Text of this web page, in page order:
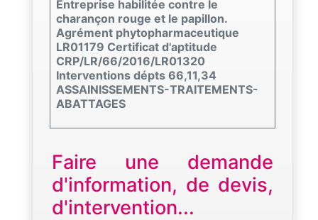
Entreprise habilitée contre le
charançon rouge et le papillon.
Agrément phytopharmaceutique
LR01179 Certificat d'aptitude
CRP/LR/66/2016/LR01320
Interventions dépts 66,11,34
ASSAINISSEMENTS-TRAITEMENTS-
ABATTAGES
Faire une demande
d'information, de devis,
d'intervention...